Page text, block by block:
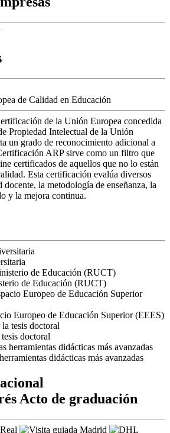
de Calidad en Educación
de la Unión Europea concedida
Propiedad Intelectual de la Unión
un grado de reconocimiento adicional a
ARP sirve como un filtro que
certificados de aquellos que no lo están
Esta certificación evalúa diversos
docente, la metodología de enseñanza, la
y la mejora continua.
de Educación (RUCT)
Europeo de Educación Superior (EEES)
doctoral
didácticas más avanzadas
Acto de graduación